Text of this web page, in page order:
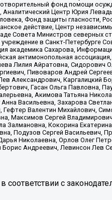
фонд помощи
Аналитический Центр Юрия
Фонд защиты гласности,
действие, Центр
Совета Министров северных
в Санкт-Петербурге
академика Сахарова,
антимонопольная
Лилия Айратовна, Сидорович
Пивоваров Андрей
Александрович, Каргалицкий
Гасан Ольга Павловна,
Акимова Татьяна
Васильевна, Захарова
Валентин Михайлович,
Максимов Сергей
Залмановна, Кокорина Екатерина
Подузов Сергей Васильевич,
Николаевна, Орлов Олег
Андреевич, Левинсон Лев
с